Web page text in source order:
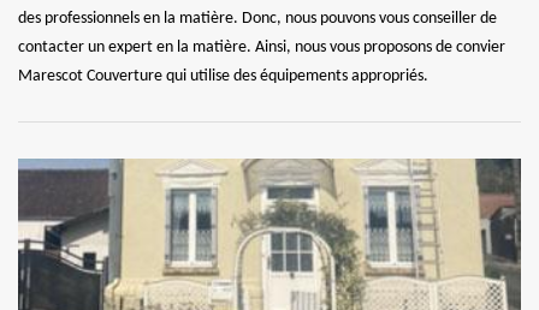
des professionnels en la matière. Donc, nous pouvons vous conseiller de
contacter un expert en la matière. Ainsi, nous vous proposons de convier
Marescot Couverture qui utilise des équipements appropriés.